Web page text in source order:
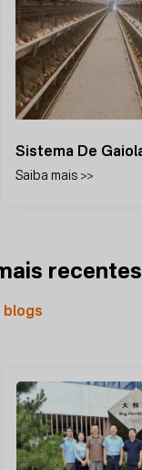
Saiba mais >>
recentes
blogs